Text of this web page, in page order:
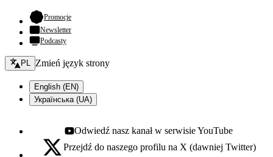
Promocje- otwiera się w nowej karcie
Newsletter
Podcasty
Zmień język - bieżący:
PL Zmień język strony
English (EN)
Українська (UA)
Youtube - otwiera się w nowej karcie
Odwiedź nasz kanał w serwisie YouTube
X - otwiera się w nowej karcie
Przejdź do naszego profilu na X (dawniej Twitter)